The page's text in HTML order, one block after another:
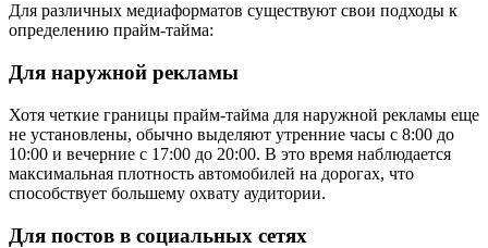
Для различных медиаформатов существуют свои подходы к
определению прайм-тайма:
Для наружной рекламы
Хотя четкие границы прайм-тайма для наружной рекламы еще
не установлены, обычно выделяют утренние часы с 8:00 до
10:00 и вечерние с 17:00 до 20:00. В это время наблюдается
максимальная плотность автомобилей на дорогах, что
способствует большему охвату аудитории.
Для постов в социальных сетях